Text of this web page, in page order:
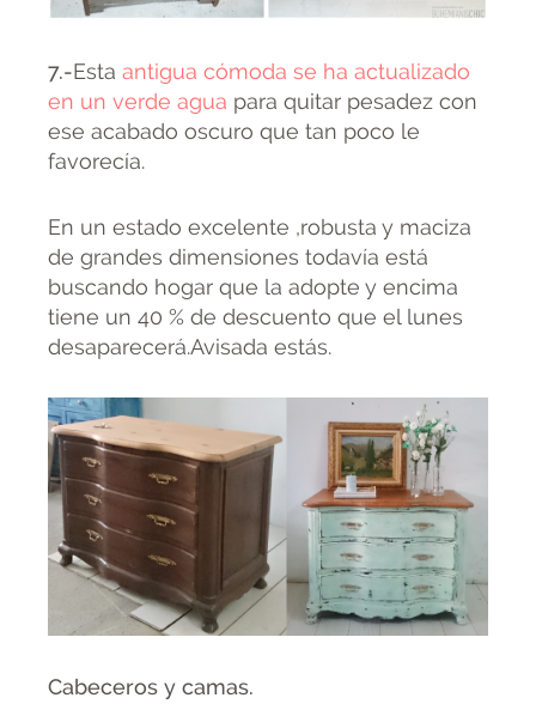
7.-Esta antigua cómoda se ha actualizado
en un verde agua para quitar pesadez con
ese acabado oscuro que tan poco le
favorecía.
En un estado excelente ,robusta y maciza
de grandes dimensiones todavía está
buscando hogar que la adopte y encima
tiene un 40 % de descuento que el lunes
desaparecerá.Avisada estás.
Cabeceros y camas.